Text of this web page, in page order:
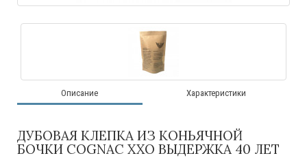
Описание Характеристики
ДУБОВАЯ КЛЕПКА ИЗ КОНЬЯЧНОЙ
БОЧКИ COGNAC XXO ВЫДЕРЖКА 40 ЛЕТ